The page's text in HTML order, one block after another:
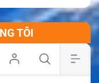
trong môi
TÔI